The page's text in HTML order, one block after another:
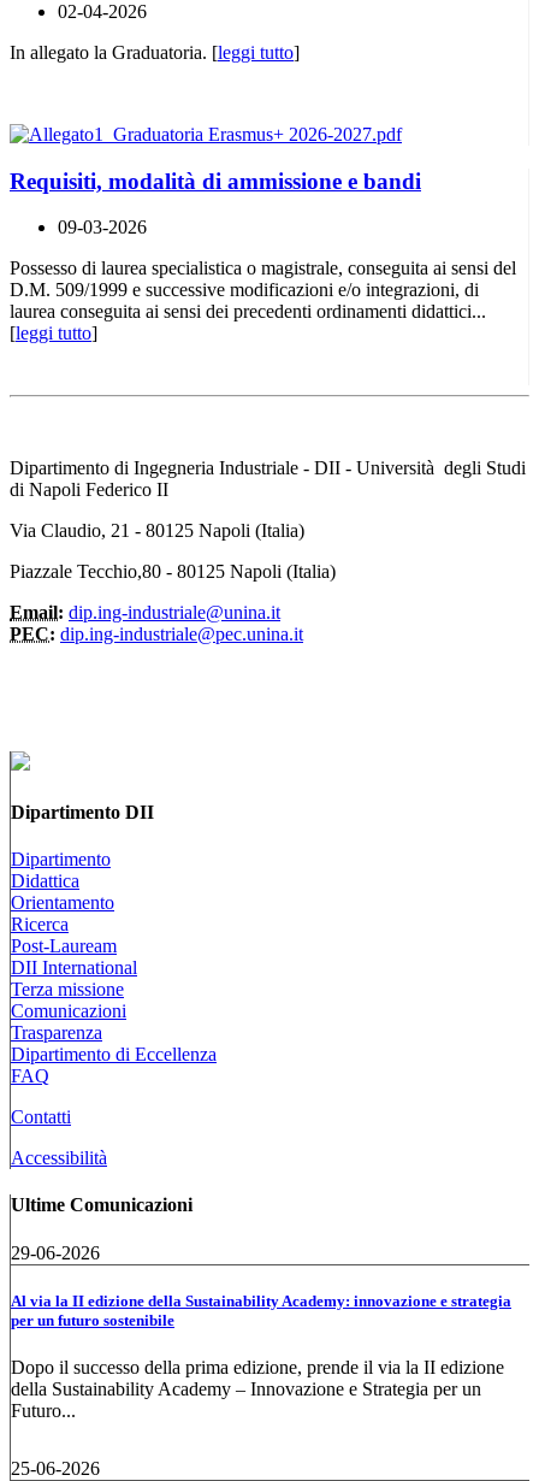
02-04-2026
In allegato la Graduatoria. [leggi tutto]
Requisiti, modalità di ammissione e bandi
09-03-2026
Possesso di laurea specialistica o magistrale, conseguita ai sensi del
D.M. 509/1999 e successive modificazioni e/o integrazioni, di
laurea conseguita ai sensi dei precedenti ordinamenti didattici...
[leggi tutto]
Dipartimento di Ingegneria Industriale - DII - Università degli Studi
di Napoli Federico II
Via Claudio, 21 - 80125 Napoli (Italia)
Piazzale Tecchio,80 - 80125 Napoli (Italia)
Email: dip.ing-industriale@unina.it
PEC: dip.ing-industriale@pec.unina.it
Dipartimento DII
Dipartimento
Didattica
Orientamento
Ricerca
Post-Lauream
DII International
Terza missione
Comunicazioni
Trasparenza
Dipartimento di Eccellenza
FAQ
Contatti
Accessibilità
Ultime Comunicazioni
29-06-2026
Al via la II edizione della Sustainability Academy: innovazione e strategia
per un futuro sostenibile
Dopo il successo della prima edizione, prende il via la II edizione
della Sustainability Academy – Innovazione e Strategia per un
Futuro...
25-06-2026